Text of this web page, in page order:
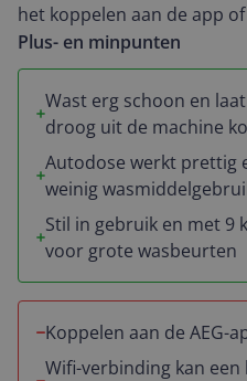
het koppelen aan de app
Plus- en minpunten
Wast erg schoon en
droog uit de machine
Autodose werkt prettig
weinig
Stil in gebruik en met 9
voor grote wasbeurten
Koppelen aan de AEG-
Wifi-verbinding kan